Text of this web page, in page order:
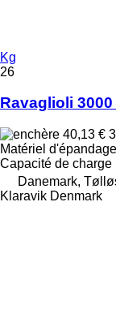
Kg
26
Ravaglioli 3000
40,13 €
Matériel
Capacité de charge
Danemark,
Klaravik Denmark